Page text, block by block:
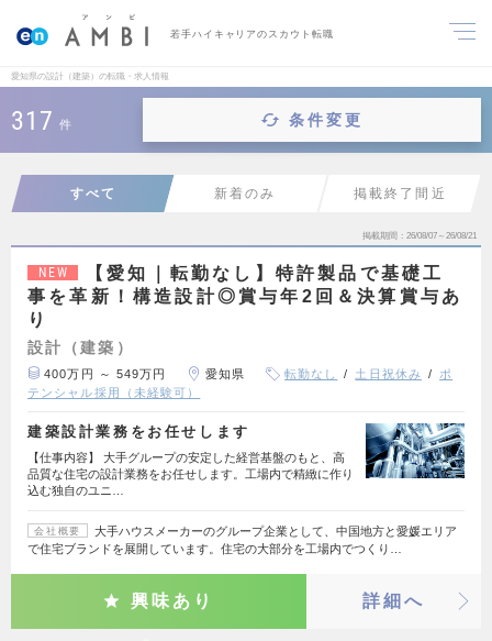
若手ハイキャリアのスカウト転職
愛知県の設計（建築）の転職・求人情報
317 件 条件変更
すべて 新着のみ 掲載終了間近
掲載期間 26/08/07～26/08/21
NEW
【愛知｜転勤なし】特許製品で基礎工
事を革新！構造設計◎賞与年2回＆決算賞与あ
り
設計（建築）
400万円 ～ 549万円 愛知県 転勤なし 土日祝休み
ポ
テンシャル採用（未経験可）
建築設計業務をお任せします
【仕事内容】 大手グループの安定した経営基盤のもと、高
品質な住宅の設計業務をお任せします。工場内で精緻に作り
込む独自のユニ…
会社概要
大手ハウスメーカーのグループ企業として、中国地方と愛媛エリア
で住宅ブランドを展開しています。住宅の大部分を工場内でつくり…
興味あり 詳細へ